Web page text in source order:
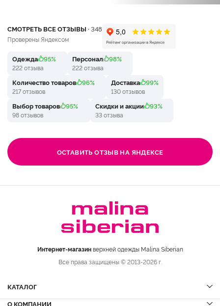
СМОТРЕТЬ ВСЕ ОТЗЫВЫ ·348
Проверены Яндексом
Одежда 95%
222 отзыва
Персонал 98%
222 отзыва
Количество товаров 96%
217 отзывов
Доставка 99%
130 отзывов
Выбор товаров 95%
98 отзывов
Скидки и акции 93%
33 отзыва
ОСТАВИТЬ ОТЗЫВ НА ЯНДЕКСЕ
Интернет-магазинверхней одежды Malina Siberian
Все права защищены © 2013-2026 г.
КАТАЛОГ
О КОМПАНИИ